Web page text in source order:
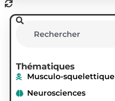
Thématiques
Musculo-squelettique
Neurosciences